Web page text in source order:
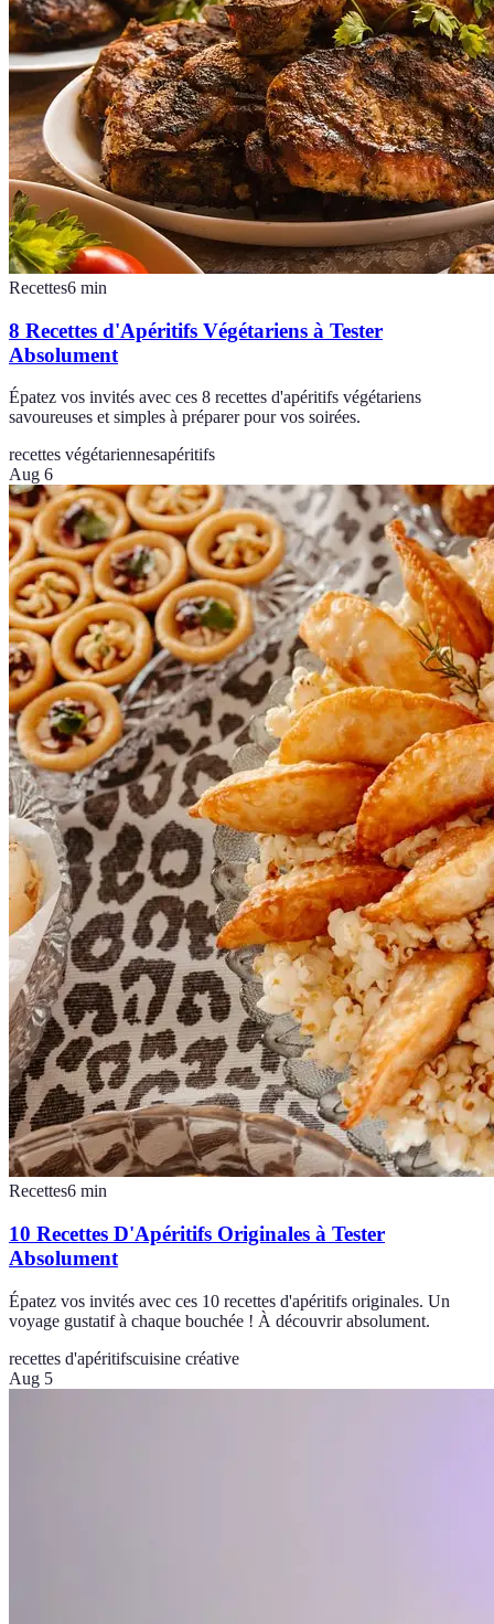
Recettes6 min
8 Recettes d'Apéritifs Végétariens à Tester
Absolument
Épatez vos invités avec ces 8 recettes d'apéritifs végétariens
savoureuses et simples à préparer pour vos soirées.
recettes végétariennesapéritifs
Aug 6
Recettes6 min
10 Recettes D'Apéritifs Originales à Tester
Absolument
Épatez vos invités avec ces 10 recettes d'apéritifs originales. Un
voyage gustatif à chaque bouchée ! À découvrir absolument.
recettes d'apéritifscuisine créative
Aug 5